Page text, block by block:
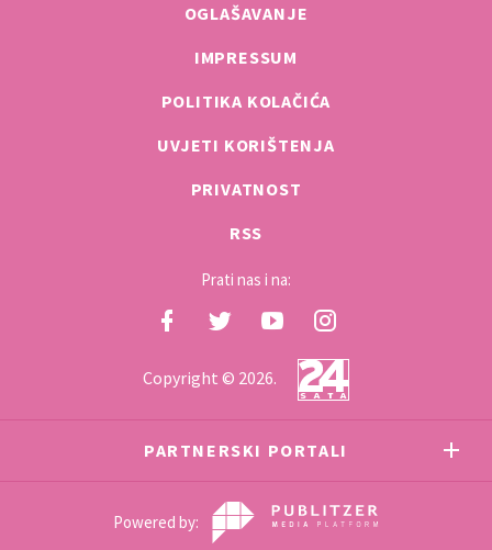
OGLAŠAVANJE
IMPRESSUM
POLITIKA KOLAČIĆA
UVJETI KORIŠTENJA
PRIVATNOST
RSS
Prati nas i na:
Copyright © 2026.
PARTNERSKI PORTALI
Powered by: